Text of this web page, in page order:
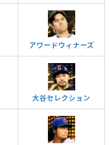
アワードウィナーズ
大谷セレクション